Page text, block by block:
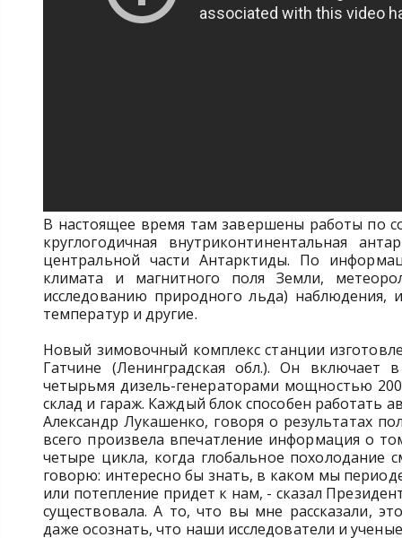
В настоящее время там завершены работы по
круглогодичная внутриконтинентальная
центральной части Антарктиды. По
климата и магнитного поля Земли,
исследованию природного льда) наблюдения,
температур и другие.
Новый зимовочный комплекс станции
Гатчине (Ленинградская обл.). Он
четырьмя дизель-генераторами мощностью
склад и гараж. Каждый блок способен работать
Александр Лукашенко, говоря о результатах
всего произвела впечатление информация о
четыре цикла, когда глобальное похолодание
говорю: интересно бы знать, в каком мы
или потепление придет к нам, - сказал
существовала. А то, что вы мне рассказали,
даже осознать, что наши исследователи и